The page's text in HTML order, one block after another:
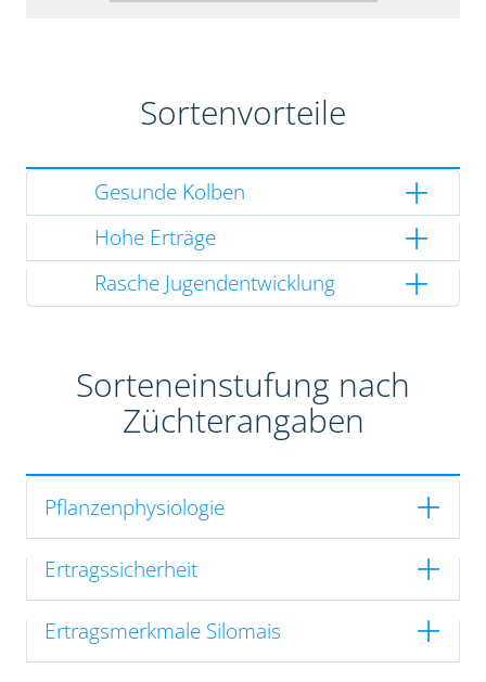
Sortenvorteile
Gesunde Kolben
Hohe Erträge
Rasche Jugendentwicklung
Sorteneinstufung nach
Züchterangaben
Pflanzenphysiologie
Ertragssicherheit
Ertragsmerkmale Silomais